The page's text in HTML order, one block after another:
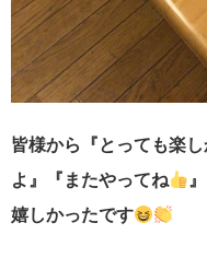
皆様から『とっても楽
よ』『またやってね
嬉しかったです